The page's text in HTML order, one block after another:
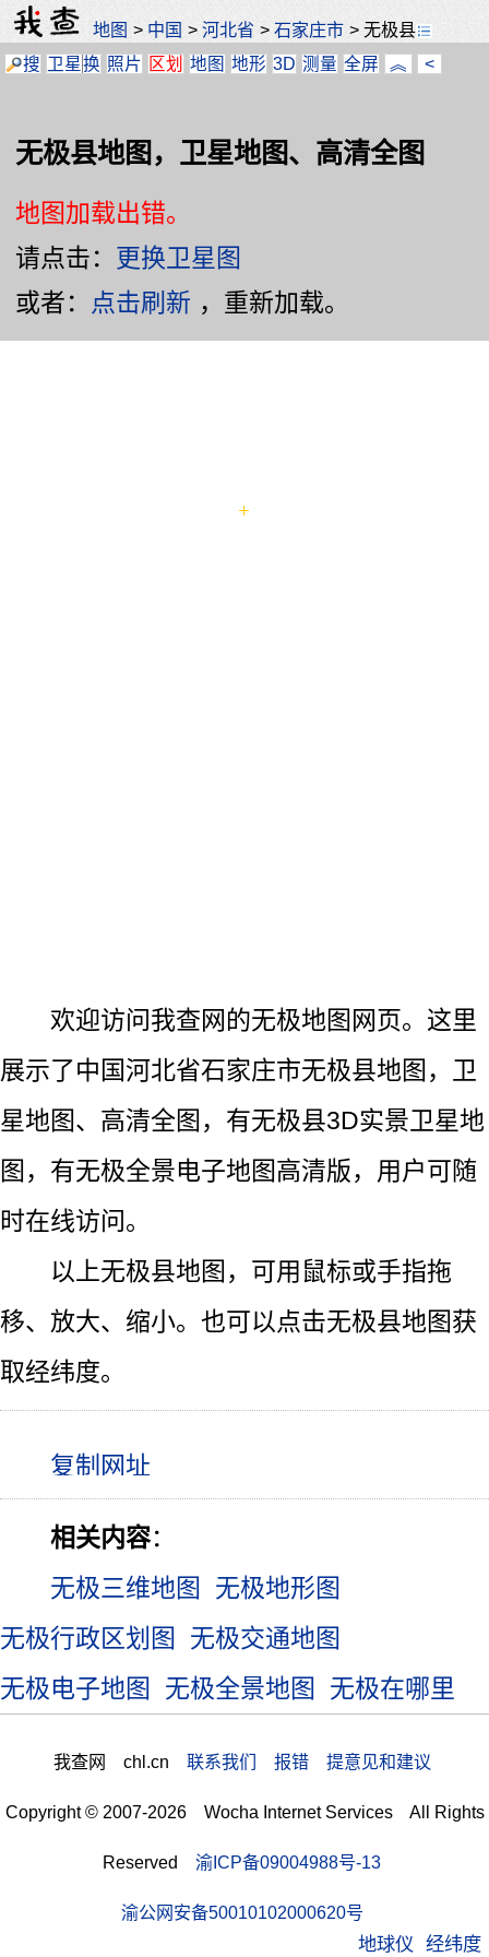
地图 > 中国 >河北省 >石家庄市 >无极县
搜 卫星换 照片 区划 地图 地形 3D 测量 全屏 ︽ <
无极县地图，卫星地图、高清全图
地图加载出错。
请点击： 更换卫星图
或者： 点击刷新 ，重新加载。
地球仪 经纬度
欢迎访问我查网的无极地图网页。这里
展示了中国河北省石家庄市无极县地图，卫
星地图、高清全图，有无极县3D实景卫星地
图，有无极全景电子地图高清版，用户可随
时在线访问。
以上无极县地图，可用鼠标或手指拖
移、放大、缩小。也可以点击无极县地图获
取经纬度。
相关内容：
无极三维地图
无极地形图
无极行政区划图
无极交通地图
无极电子地图
无极全景地图 无极在哪里
我查网 chl.cn 联系我们 报错 提意见和建议
Copyright © 2007-2026 Wocha Internet Services All Rights
Reserved 渝ICP备09004988号-13
渝公网安备50010102000620号